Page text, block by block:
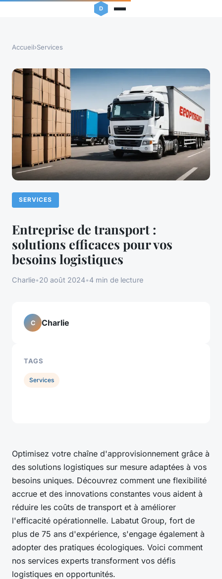
Accueil›Services
SERVICES
Entreprise de transport :
solutions efficaces pour vos
besoins logistiques
Charlie•20 août 2024•4 min de lecture
Optimisez votre chaîne d'approvisionnement grâce à
des solutions logistiques sur mesure adaptées à vos
besoins uniques. Découvrez comment une flexibilité
accrue et des innovations constantes vous aident à
réduire les coûts de transport et à améliorer
l'efficacité opérationnelle. Labatut Group, fort de
plus de 75 ans d'expérience, s'engage également à
adopter des pratiques écologiques. Voici comment
nos services experts transforment vos défis
logistiques en opportunités.
C Charlie
TAGS
Services